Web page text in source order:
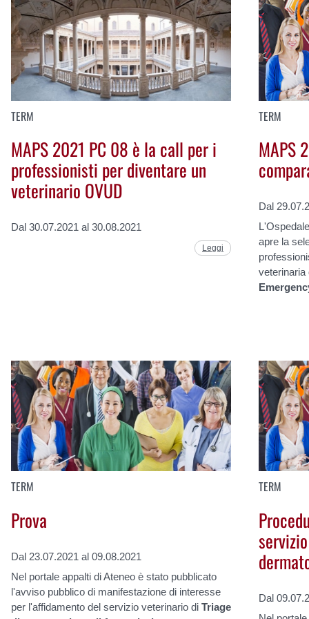
TERM
MAPS 2021 PC 08 è la call per i
professionisti per diventare un
veterinario OVUD
Dal 30.07.2021 al 30.08.2021
Leggi
TERM
MAPS
Dal
apre la
veterinaria
TERM
Prova
Dal 23.07.2021 al 09.08.2021
Nel portale appalti di Ateneo è stato pubblicato
l'avviso pubblico di manifestazione di interesse
per l'affidamento del servizio veterinario di Triage
TERM
Dal